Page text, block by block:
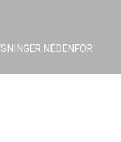
NEDENFOR